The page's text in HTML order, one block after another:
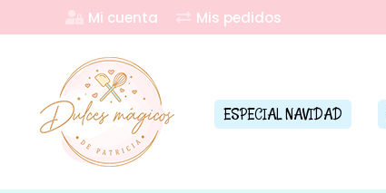
Mi cuenta Mis pedidos
ESPECIAL NAVIDAD